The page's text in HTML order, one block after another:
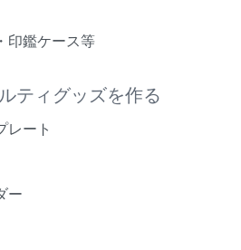
印鑑ケース等
ティグッズを作る
レート
ー